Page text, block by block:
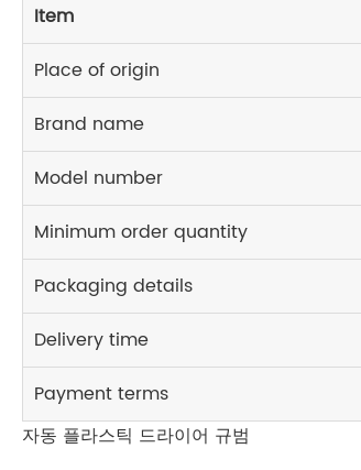
Item
Place of origin
Brand name
Model number
Minimum order quantity
Packaging details
Delivery time
Payment terms
자동 플라스틱 드라이어 규범